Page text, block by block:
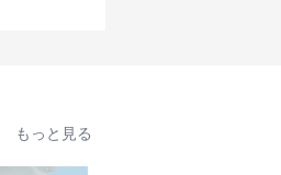
もっと見る